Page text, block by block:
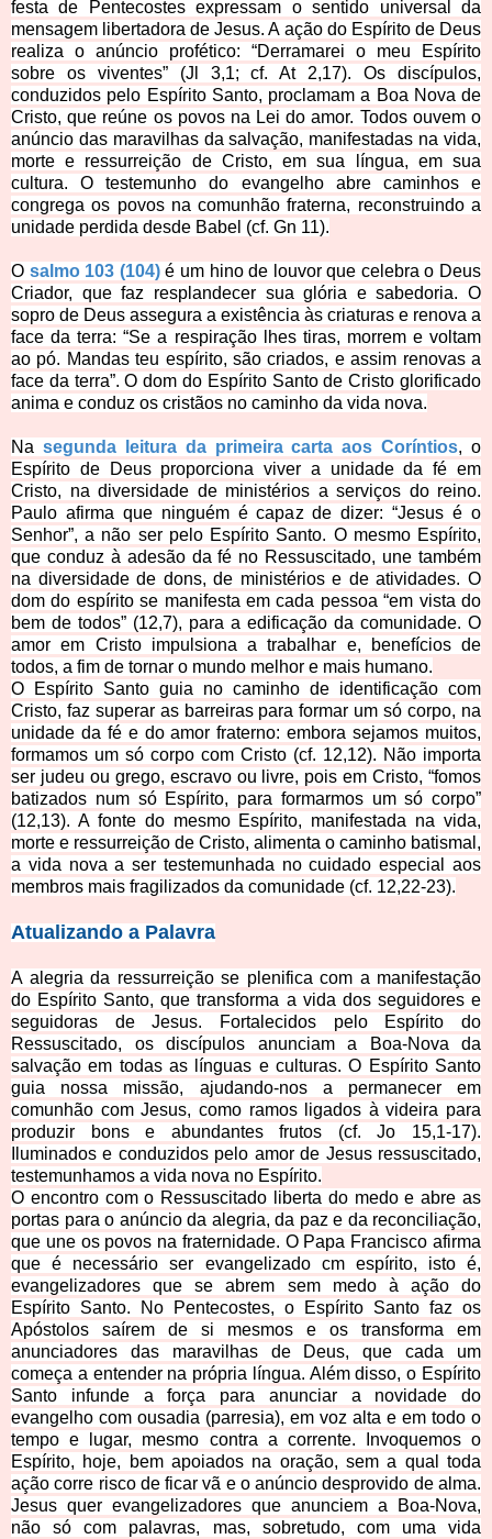
festa de Pentecostes expressam o sentido universal da
mensagem libertadora de Jesus. A ação do Espírito de Deus
realiza o anúncio profético: “Derramarei o meu Espírito
sobre os viventes” (Jl 3,1; cf. At 2,17). Os discípulos,
conduzidos pelo Espírito Santo, proclamam a Boa Nova de
Cristo, que reúne os povos na Lei do amor. Todos ouvem o
anúncio das maravilhas da salvação, manifestadas na vida,
morte e ressurreição de Cristo, em sua língua, em sua
cultura. O testemunho do evangelho abre caminhos e
congrega os povos na comunhão fraterna, reconstruindo a
unidade perdida desde Babel (cf. Gn 11).
O salmo 103 (104)é um hino de louvor que celebra o Deus
Criador, que faz resplandecer sua glória e sabedoria. O
sopro de Deus assegura a existência às criaturas e renova a
face da terra: “Se a respiração lhes tiras, morrem e voltam
ao pó. Mandas teu espírito, são criados, e assim renovas a
face da terra”. O dom do Espírito Santo de Cristo glorificado
anima e conduz os cristãos no caminho da vida nova.
Na segunda leitura da primeira carta aos Coríntios, o
Espírito de Deus proporciona viver a unidade da fé em
Cristo, na diversidade de ministérios a serviços do reino.
Paulo afirma que ninguém é capaz de dizer: “Jesus é o
Senhor”, a não ser pelo Espírito Santo. O mesmo Espírito,
que conduz à adesão da fé no Ressuscitado, une também
na diversidade de dons, de ministérios e de atividades. O
dom do espírito se manifesta em cada pessoa “em vista do
bem de todos” (12,7), para a edificação da comunidade. O
amor em Cristo impulsiona a trabalhar e, benefícios de
todos, a fim de tornar o mundo melhor e mais humano.
O Espírito Santo guia no caminho de identificação com
Cristo, faz superar as barreiras para formar um só corpo, na
unidade da fé e do amor fraterno: embora sejamos muitos,
formamos um só corpo com Cristo (cf. 12,12). Não importa
ser judeu ou grego, escravo ou livre, pois em Cristo, “fomos
batizados num só Espírito, para formarmos um só corpo”
(12,13). A fonte do mesmo Espírito, manifestada na vida,
morte e ressurreição de Cristo, alimenta o caminho batismal,
a vida nova a ser testemunhada no cuidado especial aos
membros mais fragilizados da comunidade (cf. 12,22-23).
Atualizando a Palavra
A alegria da ressurreição se plenifica com a manifestação
do Espírito Santo, que transforma a vida dos seguidores e
seguidoras de Jesus. Fortalecidos pelo Espírito do
Ressuscitado, os discípulos anunciam a Boa-Nova da
salvação em todas as línguas e culturas. O Espírito Santo
guia nossa missão, ajudando-nos a permanecer em
comunhão com Jesus, como ramos ligados à videira para
produzir bons e abundantes frutos (cf. Jo 15,1-17).
Iluminados e conduzidos pelo amor de Jesus ressuscitado,
testemunhamos a vida nova no Espírito.
O encontro com o Ressuscitado liberta do medo e abre as
portas para o anúncio da alegria, da paz e da reconciliação,
que une os povos na fraternidade. O Papa Francisco afirma
que é necessário ser evangelizado cm espírito, isto é,
evangelizadores que se abrem sem medo à ação do
Espírito Santo. No Pentecostes, o Espírito Santo faz os
Apóstolos saírem de si mesmos e os transforma em
anunciadores das maravilhas de Deus, que cada um
começa a entender na própria língua. Além disso, o Espírito
Santo infunde a força para anunciar a novidade do
evangelho com ousadia (parresia), em voz alta e em todo o
tempo e lugar, mesmo contra a corrente. Invoquemos o
Espírito, hoje, bem apoiados na oração, sem a qual toda
ação corre risco de ficar vã e o anúncio desprovido de alma.
Jesus quer evangelizadores que anunciem a Boa-Nova,
não só com palavras, mas, sobretudo, com uma vida